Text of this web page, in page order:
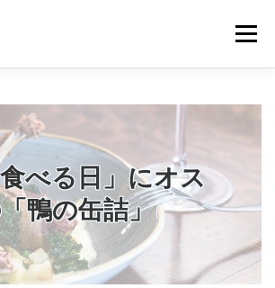
メニュー
活便利帳 FOOD
関連情報
ークの働き方
べる日」にオス
鴨の缶詰」